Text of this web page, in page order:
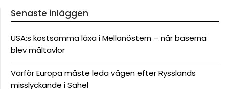
Senaste inläggen
USA:s kostsamma läxa i Mellanöstern – när baserna
blev måltavlor
Varför Europa måste leda vägen efter Rysslands
misslyckande i Sahel